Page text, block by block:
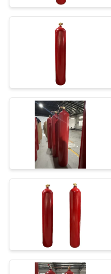
PRIVACY
Schone
Co2-het
van de